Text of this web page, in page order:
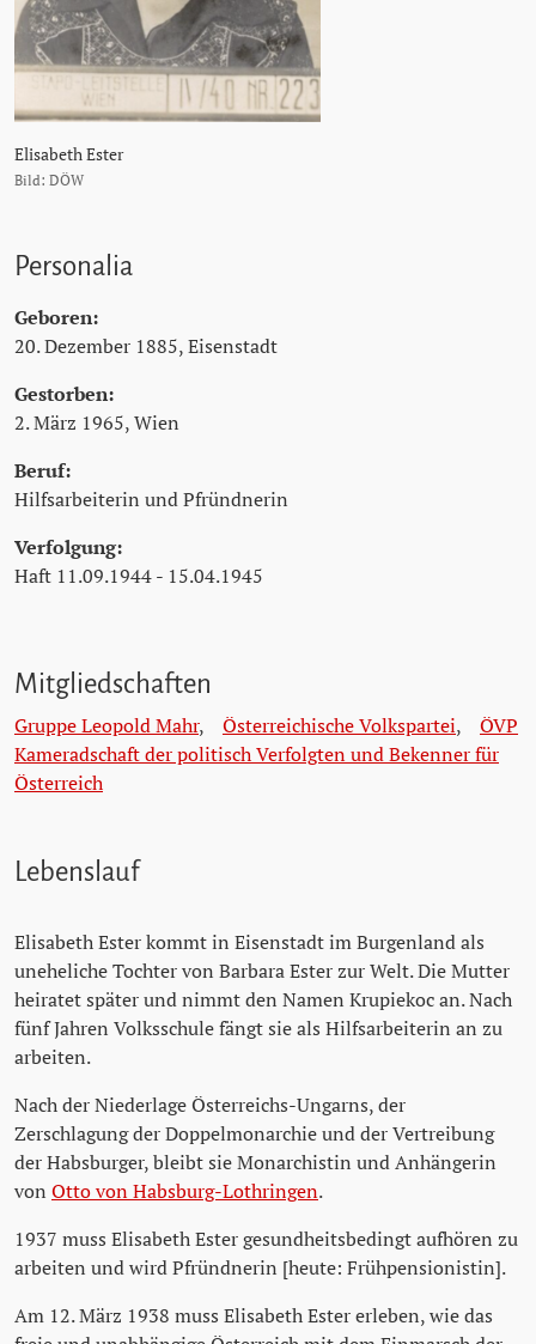
Elisabeth Ester
Bild: DÖW
Personalia
Geboren:
20. Dezember 1885, Eisenstadt
Gestorben:
2. März 1965, Wien
Beruf:
Hilfsarbeiterin und Pfründnerin
Verfolgung:
Haft 11.09.1944 - 15.04.1945
Mitgliedschaften
Gruppe Leopold Mahr, Österreichische Volkspartei, ÖVP
Kameradschaft der politisch Verfolgten und Bekenner für
Österreich
Lebenslauf
Elisabeth Ester kommt in Eisenstadt im Burgenland als
uneheliche Tochter von Barbara Ester zur Welt. Die Mutter
heiratet später und nimmt den Namen Krupiekoc an. Nach
fünf Jahren Volksschule fängt sie als Hilfsarbeiterin an zu
arbeiten.
Nach der Niederlage Österreichs-Ungarns, der
Zerschlagung der Doppelmonarchie und der Vertreibung
der Habsburger, bleibt sie Monarchistin und Anhängerin
von Otto von Habsburg-Lothringen.
1937 muss Elisabeth Ester gesundheitsbedingt aufhören zu
arbeiten und wird Pfründnerin [heute: Frühpensionistin].
Am 12. März 1938 muss Elisabeth Ester erleben, wie das